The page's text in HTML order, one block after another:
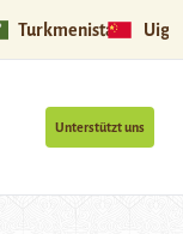
Turkmenistan
Unterstützt uns